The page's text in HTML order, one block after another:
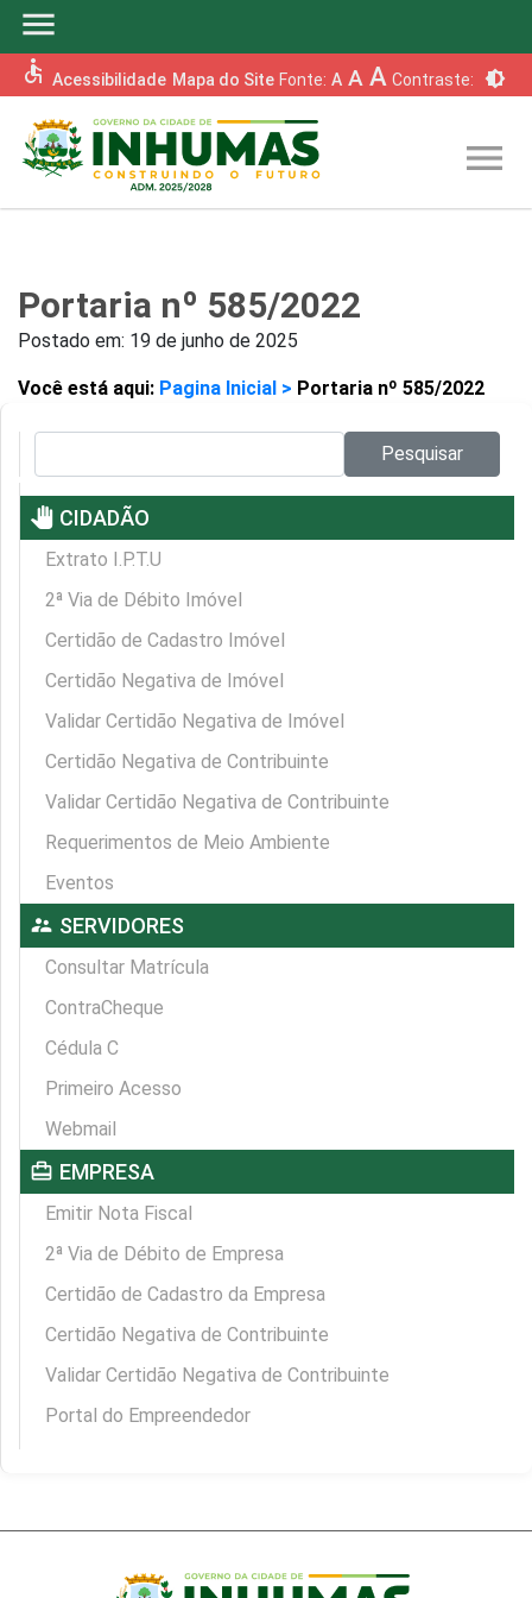
menu
accessible Acessibilidade Mapa do Site Fonte: A A A Contraste: brightness_6
menu
Portaria nº 585/2022
Postado em: 19 de junho de 2025
Você está aqui: Pagina Inicial > Portaria nº 585/2022
Pesquisar
pan_tool CIDADÃO
Extrato I.P.T.U
2ª Via de Débito Imóvel
Certidão de Cadastro Imóvel
Certidão Negativa de Imóvel
Validar Certidão Negativa de Imóvel
Certidão Negativa de Contribuinte
Validar Certidão Negativa de Contribuinte
Requerimentos de Meio Ambiente
Eventos
supervisor_account SERVIDORES
Consultar Matrícula
ContraCheque
Cédula C
Primeiro Acesso
Webmail
card_travel EMPRESA
Emitir Nota Fiscal
2ª Via de Débito de Empresa
Certidão de Cadastro da Empresa
Certidão Negativa de Contribuinte
Validar Certidão Negativa de Contribuinte
Portal do Empreendedor